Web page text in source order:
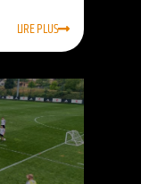
LIRE PLUS